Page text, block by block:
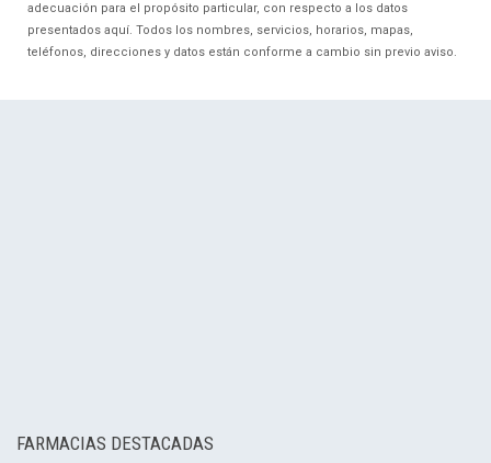
adecuación para el propósito particular, con respecto a los datos
presentados aquí. Todos los nombres, servicios, horarios, mapas,
teléfonos, direcciones y datos están conforme a cambio sin previo aviso.
FARMACIAS DESTACADAS